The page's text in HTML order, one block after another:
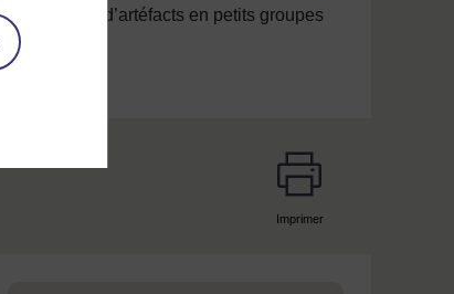
1. Discuter d’artéfacts en petits groupes
Imprimer